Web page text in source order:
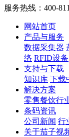
服务热线： 400-
网站首页
产品与服务
数据采集器
络 RFID设备
支持与下载
知识库 下载
解决方案
零售餐饮行
条码资讯
公司新闻 行
关于茄子视